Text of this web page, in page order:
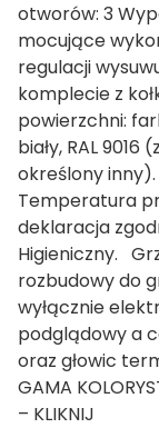
otworów: 3
mocujące
regulacji
komplecie z
powierzchni:
biały, RAL
określony inny).
Temperatura
deklaracja
Higieniczny.
rozbudowy do
wyłącznie
podglądowy a
oraz głowic
GAMA
– KLIKNIJ